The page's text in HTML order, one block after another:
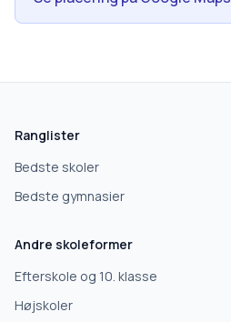
Ranglister
Bedste skoler
Bedste gymnasier
Andre skoleformer
Efterskole og 10. klasse
Højskoler